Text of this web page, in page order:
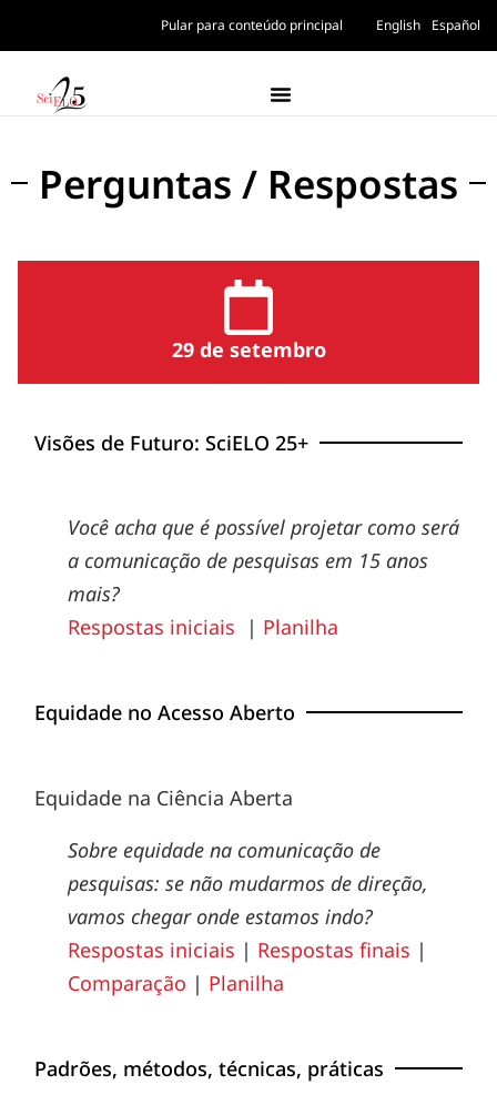
Pular para conteúdo principal English Español
Perguntas / Respostas
29 de setembro
Visões de Futuro: SciELO 25+
Você acha que é possível projetar como será
a comunicação de pesquisas em 15 anos
mais?
Respostas iniciais | Planilha
Equidade no Acesso Aberto
Equidade na Ciência Aberta
Sobre equidade na comunicação de
pesquisas: se não mudarmos de direção,
vamos chegar onde estamos indo?
Respostas iniciais | Respostas finais |
Comparação | Planilha
Padrões, métodos, técnicas, práticas